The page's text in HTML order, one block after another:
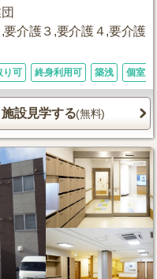
介護３,要介護４,要介護
り可 終身利用可 築浅 個室あ
施設見学する(無料)